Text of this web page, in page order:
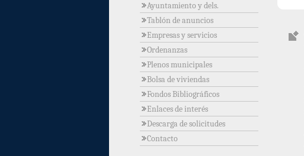
Ayuntamiento y dels.
Tablón de anuncios
Empresas y servicios
Ordenanzas
Plenos municipales
Bolsa de viviendas
Fondos Bibliográficos
Enlaces de interés
Descarga de solicitudes
Contacto